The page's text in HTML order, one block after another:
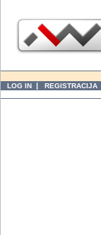
LOG IN | REGISTRACIJA